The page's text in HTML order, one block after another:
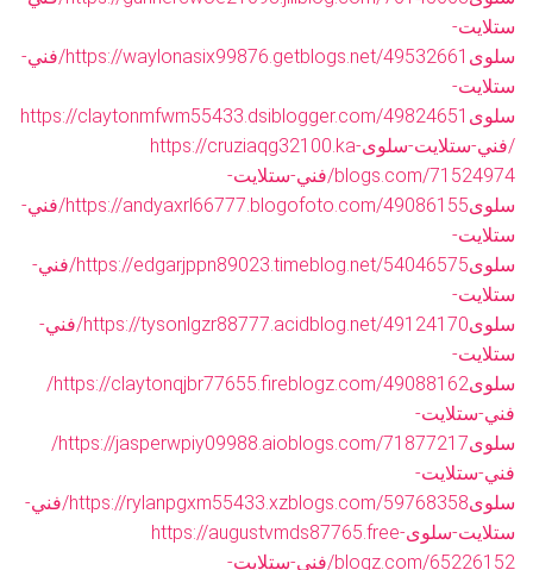
ستلايت-
سلوى
https://waylonasix99876.getblogs.net/49532661/فني-
ستلايت-
سلوى https://claytonmfwm55433.dsiblogger.com/49824651
/فني-ستلايت-سلوىhttps://cruziaqg32100.ka-
blogs.com/71524974/فني-ستلايت-
سلوى
https://andyaxrl66777.blogofoto.com/49086155/فني-
ستلايت-
سلوى
https://edgarjppn89023.timeblog.net/54046575/فني-
ستلايت-
سلوى
https://tysonlgzr88777.acidblog.net/49124170/فني-
ستلايت-
سلوى
https://claytonqjbr77655.fireblogz.com/49088162/
فني-ستلايت-
سلوى
https://jasperwpiy09988.aioblogs.com/71877217/
فني-ستلايت-
سلوى
https://rylanpgxm55433.xzblogs.com/59768358/فني-
ستلايت-سلوىhttps://augustvmds87765.free-
blogz.com/65226152/فني-ستلايت-